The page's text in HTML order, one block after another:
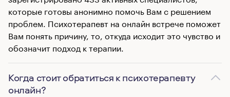
которые готовы анонимно помочь Вам с решением
проблем. Психотерапевт на онлайн встрече поможет
Вам понять причину, то, откуда исходит это чувство и
обозначит подход к терапии.
Когда стоит обратиться к психотерапевту
онлайн?